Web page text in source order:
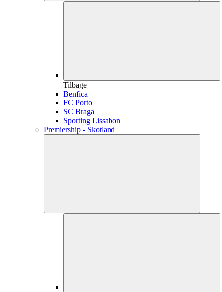
Tilbage
Benfica
FC Porto
SC Braga
Sporting Lissabon
Premiership - Skotland